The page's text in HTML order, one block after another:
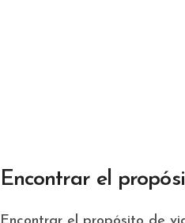
Encontrar el